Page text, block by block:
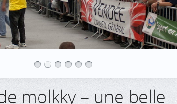
molkky – une belle